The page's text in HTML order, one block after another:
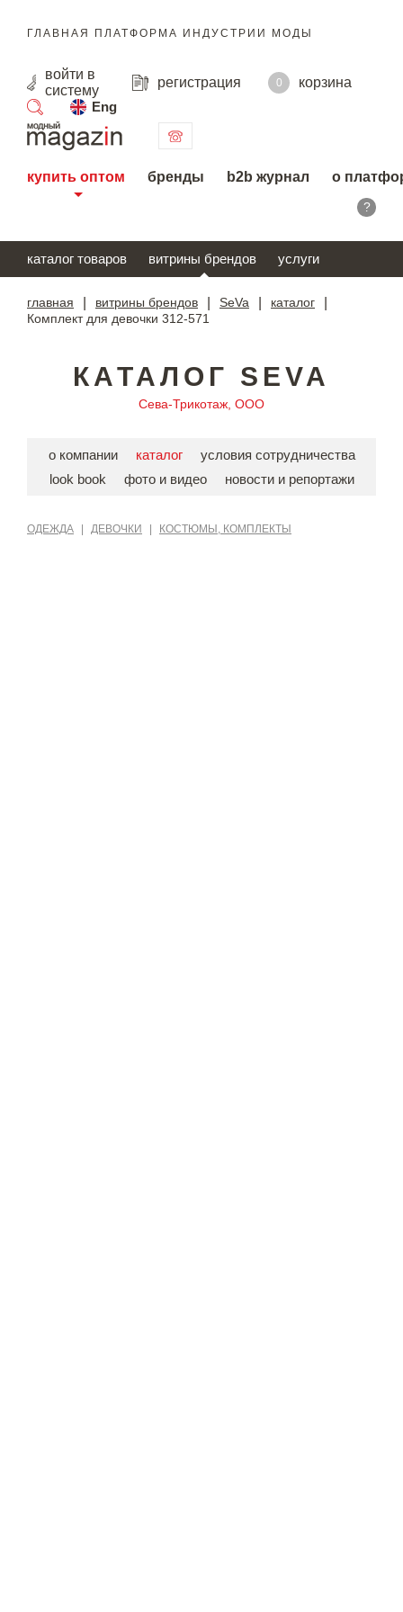
ГЛАВНАЯ ПЛАТФОРМА ИНДУСТРИИ МОДЫ
войти в
систему
регистрация 0
корзина
Eng
поиск
купить оптом бренды b2b журнал о
?
каталог товаров витрины брендов услуги
главная витрины брендов SeVa каталог
Комплект для девочки 312-571
КАТАЛОГ SEVA
Сева-Трикотаж, ООО
о компании каталог
условия сотрудничества
look book
фото и видео новости и репортажи
ОДЕЖДА ДЕВОЧКИ КОСТЮМЫ, КОМПЛЕКТЫ